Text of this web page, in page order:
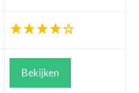
Bekijken